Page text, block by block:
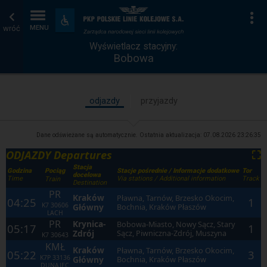
wróć MENU
Dostępność
i
udogodnienia
Wyświetlacz
stacyjny
Strona
główna
Wyświetlacz stacyjny:
Bobowa
odjazdy przyjazdy
Dane odświeżane są automatycznie. Ostatnia aktualizacja: 07.08.2026 23:26:35
ODJAZDY Departures ⛶
Godzina
Time
Pociąg
Train
Stacja
docelowa
Destination
Stacje pośrednie / Informacje dodatkowe
Via stations / Additional information
Tor
Track
04:25
PR
K7 30606
LACH
Kraków
Główny
Pławna, Tarnów, Brzesko Okocim,
Bochnia, Kraków Płaszów
1
05:17
PR
K7 30643
Krynica-
Zdrój
Bobowa-Miasto, Nowy Sącz, Stary
Sącz, Piwniczna-Zdrój, Muszyna
1
05:22
KMŁ
K7P 33136
DUNAJEC
Kraków
Główny
Pławna, Tarnów, Brzesko Okocim,
Bochnia, Kraków Płaszów
3